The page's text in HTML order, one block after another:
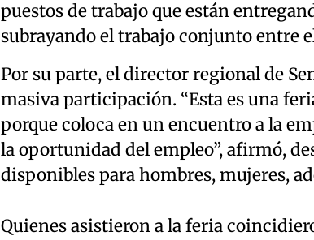
puestos de trabajo que están
subrayando el trabajo conjunto entre
Por su parte, el director regional de
masiva participación. “Esta es una
porque coloca en un encuentro a la
la oportunidad del empleo”, afirmó,
disponibles para hombres, mujeres,
Quienes asistieron a la feria